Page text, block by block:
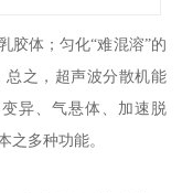
胶体；匀化“难混溶”的
总之，超声波分散机能
异、气悬体、加速脱
之多种功能。